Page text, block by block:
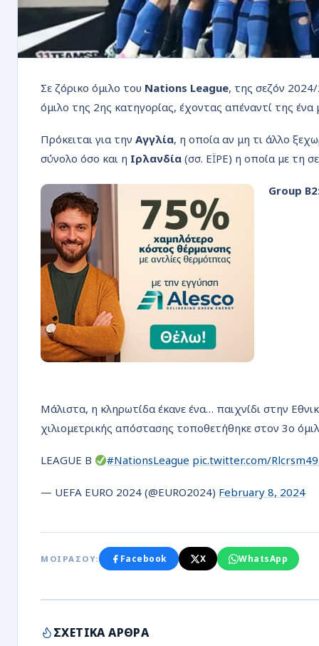
Σε ζόρικο όμιλο του Nations League, της σεζόν
όμιλο της 2ης κατηγορίας, έχοντας απέναντί της ένα
Πρόκειται για την Αγγλία, η οποία αν μη τι άλλο
σύνολο όσο και η Ιρλανδία (σσ. ΕΪΡΕ) η οποία με τη
Group
Μάλιστα, η κληρωτίδα έκανε ένα… παιχνίδι στην
χιλιομετρικής απόστασης τοποθετήθηκε στον 3ο
LEAGUE B #NationsLeague pic.twitter.com/
— UEFA EURO 2024 (@EURO2024) February 8, 2024
ΜΟΙΡΑΣΟΥ: Facebook X WhatsApp
ΣΧΕΤΙΚΑ ΑΡΘΡΑ